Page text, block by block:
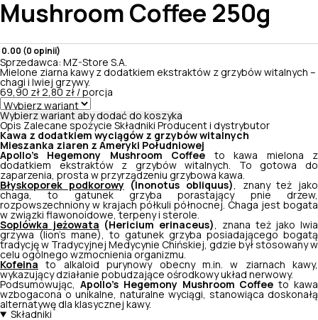
Mushroom Coffee 250g
0.00 (0 opinii)
Sprzedawca: MZ-Store S.A.
Mielone ziarna kawy z dodatkiem ekstraktów z grzybów witalnych –
chagi i lwiej grzywy.
69,90 zł 2,80 zł / porcja
Wybierz wariant aby dodać do koszyka
Opis Zalecane spożycie Składniki Producent i dystrybutor
Kawa z dodatkiem wyciągów z grzybów witalnych
Mieszanka ziaren z Ameryki Południowej
Apollo’s Hegemony Mushroom Coffee to kawa mielona z
dodatkiem ekstraktów z grzybów witalnych. To gotowa do
zaparzenia, prosta w przyrządzeniu grzybowa kawa.
Błyskoporek podkorowy( Inonotus obliquus)
, znany też jako
chaga, to gatunek grzyba porastający pnie drzew,
rozpowszechniony w krajach półkuli północnej. Chaga jest bogata
w związki flawonoidowe, terpeny i sterole.
Soplówka jeżowata ( Hericium erinaceus)
, znana też jako lwia
grzywa ( lion’s mane), to gatunek grzyba posiadającego bogatą
tradycję w Tradycyjnej Medycynie Chińskiej, gdzie był stosowany w
celu ogólnego wzmocnienia organizmu.
Kofeina to alkaloid purynowy obecny m.in. w ziarnach kawy,
wykazujący działanie pobudzające ośrodkowy układ nerwowy.
Podsumowując, Apollo’s Hegemony Mushroom Coffee to kawa
wzbogacona o unikalne, naturalne wyciągi, stanowiąca doskonałą
alternatywę dla klasycznej kawy.
Składniki